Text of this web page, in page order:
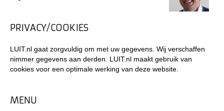
PRIVACY/COOKIES
LUIT.nl gaat zorgvuldig om met uw gegevens. Wij verschaffen
nimmer gegevens aan derden. LUIT.nl maakt gebruik van
cookies voor een optimale werking van deze website.
MENU